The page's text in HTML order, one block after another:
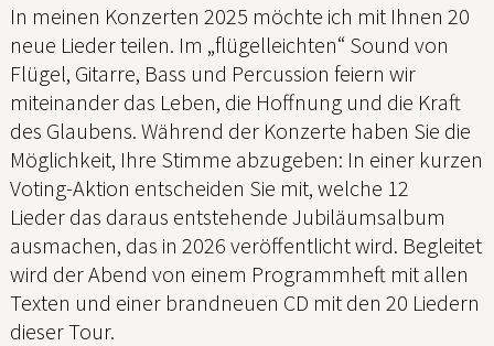
In meinen Konzerten 2025 möchte ich mit Ihnen 20
neue Lieder teilen. Im „flügelleichten“ Sound von
Flügel, Gitarre, Bass und Percussion feiern wir
miteinander das Leben, die Hoffnung und die Kraft
des Glaubens. Während der Konzerte haben Sie die
Möglichkeit, Ihre Stimme abzugeben: In einer kurzen
Voting-Aktion entscheiden Sie mit, welche 12
Lieder das daraus entstehende Jubiläumsalbum
ausmachen, das in 2026 veröffentlicht wird. Begleitet
wird der Abend von einem Programmheft mit allen
Texten und einer brandneuen CD mit den 20 Liedern
dieser Tour.